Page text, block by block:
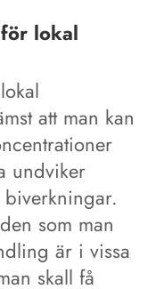
lokal
att man kan
undviker
som man
är i vissa
skall få